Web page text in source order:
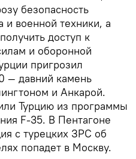
безопасность
и военной техники, а
доступ к
и оборонной
пригрозил
— давний камень
и Анкарой.
Турцию из программы
F-35. В Пентагоне
с турецких ЗРС об
попадет в Москву.